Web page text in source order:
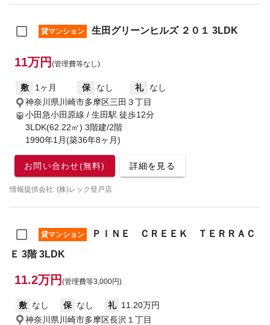
貸マンション 生田グリーンヒルズ ２０１ 3LDK
11万円 (管理費等なし)
敷 1ヶ月 保 なし 礼
なし
神奈川県川崎市多摩区三田３丁目
小田急小田原線 / 生田駅 徒歩12分
3LDK(62.22㎡) 3階建/2階
1990年1月(築36年8ヶ月)
お問い合わせ(無料) 詳細を見る
情報提供会社: (株)レック登戸店
貸マンション
ＰＩＮＥ ＣＲＥＥＫ ＴＥＲＲＡＣ
Ｅ 3階 3LDK
11.2万円 (管理費等3,000円)
敷 なし 保 なし 礼 11.20万円
神奈川県川崎市多摩区長沢１丁目